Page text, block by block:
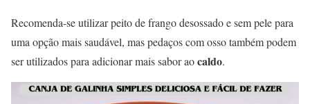
Recomenda-se utilizar peito de frango desossado e sem pele para
uma opção mais saudável, mas pedaços com osso também podem
ser utilizados para adicionar mais sabor aocaldo.